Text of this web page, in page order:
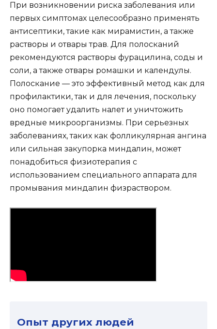
При возникновении риска заболевания или
первых симптомах целесообразно применять
антисептики, такие как мирамистин, а также
растворы и отвары трав. Для полосканий
рекомендуются растворы фурацилина, соды и
соли, а также отвары ромашки и календулы.
Полоскание — это эффективный метод как для
профилактики, так и для лечения, поскольку
оно помогает удалить налет и уничтожить
вредные микроорганизмы. При серьезных
заболеваниях, таких как фолликулярная ангина
или сильная закупорка миндалин, может
понадобиться физиотерапия с
использованием специального аппарата для
промывания миндалин физраствором.
Опыт других людей